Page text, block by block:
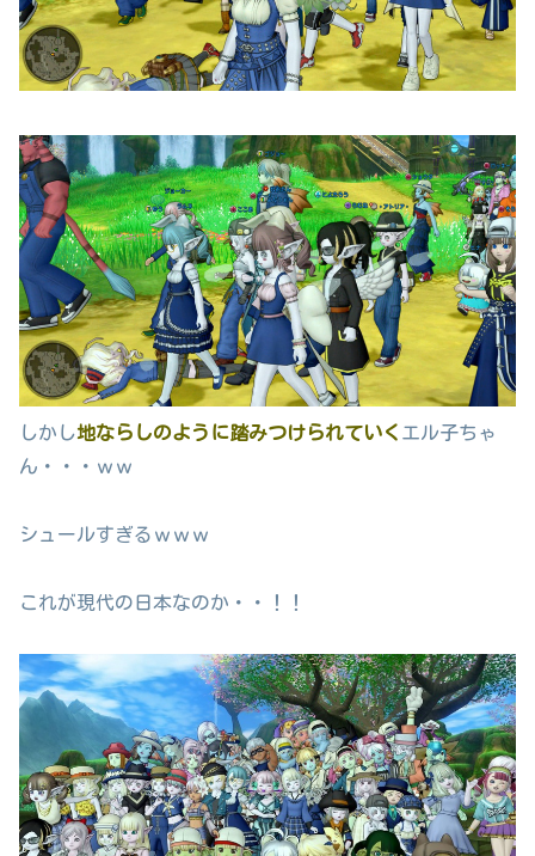
しかし地ならしのように踏みつけられていく エル子ちゃ
ん・・・ｗｗ
シュールすぎるｗｗｗ
これが現代の日本なのか・・！！